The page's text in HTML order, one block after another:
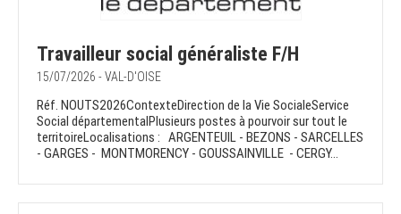
Travailleur social généraliste F/H
15/07/2026 - VAL-D'OISE
Réf. NOUTS2026ContexteDirection de la Vie SocialeService
Social départementalPlusieurs postes à pourvoir sur tout le
territoireLocalisations : ARGENTEUIL - BEZONS - SARCELLES
- GARGES - MONTMORENCY - GOUSSAINVILLE - CERGY...